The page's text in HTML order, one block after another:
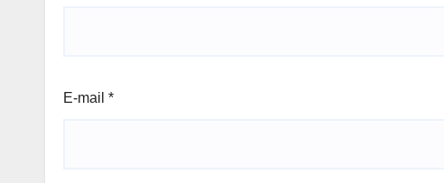
E-mail *